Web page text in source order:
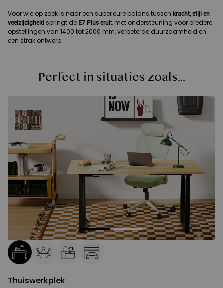
Voor wie op zoek is naar een superieure balans tussen kracht, stijl en
veelzijdigheid springt de E7 Plus eruit, met ondersteuning voor bredere
opstellingen van 1400 tot 2000 mm, verbeterde duurzaamheid en
een strak ontwerp.
Perfect in situaties zoals...
Thuiswerkplek